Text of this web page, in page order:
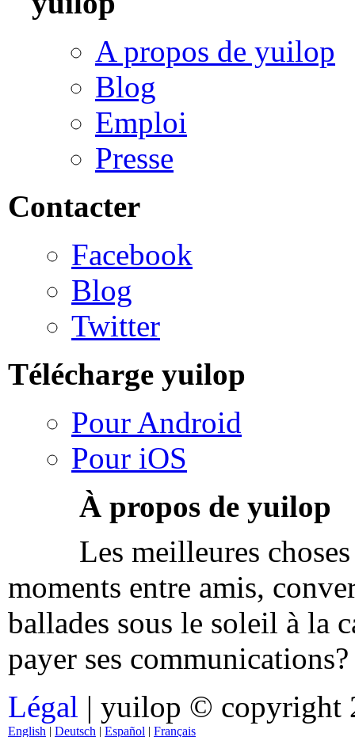
A propos de yuilop
Blog
Emploi
Presse
Contacter
Facebook
Blog
Twitter
Télécharge yuilop
Pour Android
Pour iOS
À propos de yuilop
Les meilleures
moments entre amis,
ballades sous le soleil à la
payer ses
Légal | yuilop © copyright
English | Deutsch | Español | Français